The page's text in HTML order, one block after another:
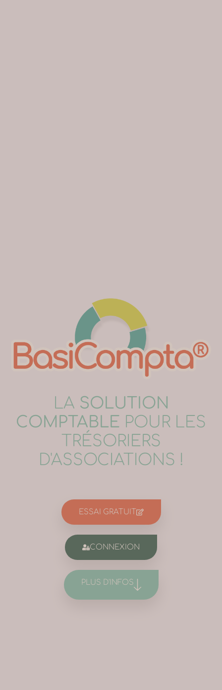
LA SOLUTION
COMPTABLE POUR LES
TRÉSORIERS
D'ASSOCIATIONS !
ESSAI GRATUIT
CONNEXION
PLUS D'INFOS